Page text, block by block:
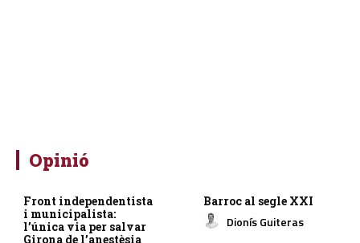
Opinió
Front independentista
i municipalista:
l’única via per salvar
Girona de l’anestèsia
Barroc al segle XXI
Dionís Guiteras